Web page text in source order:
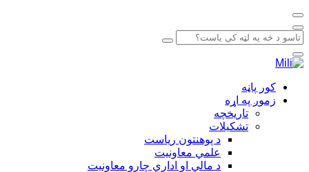
کور پاڼه
زموږ په اړه
تاریخچه
تشکيلات
د پوهنتون رياست
علمي معاونيت
د مالي او اداري چارو معاونيت